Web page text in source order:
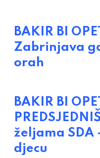
BAKIR BI
Zabrinjava
orah
BAKIR BI
željama SDA
djecu